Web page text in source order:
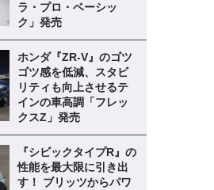
ラ・プロ・ベーシッ
ク」発売
ホンダ『ZR-V』のゴツ
ゴツ感を低減、スタビ
リティも向上させるテ
インの車高調「フレッ
クスZ」発売
『シビックタイプR』の
性能を最大限に引き出
す！ ブリッツからパワ